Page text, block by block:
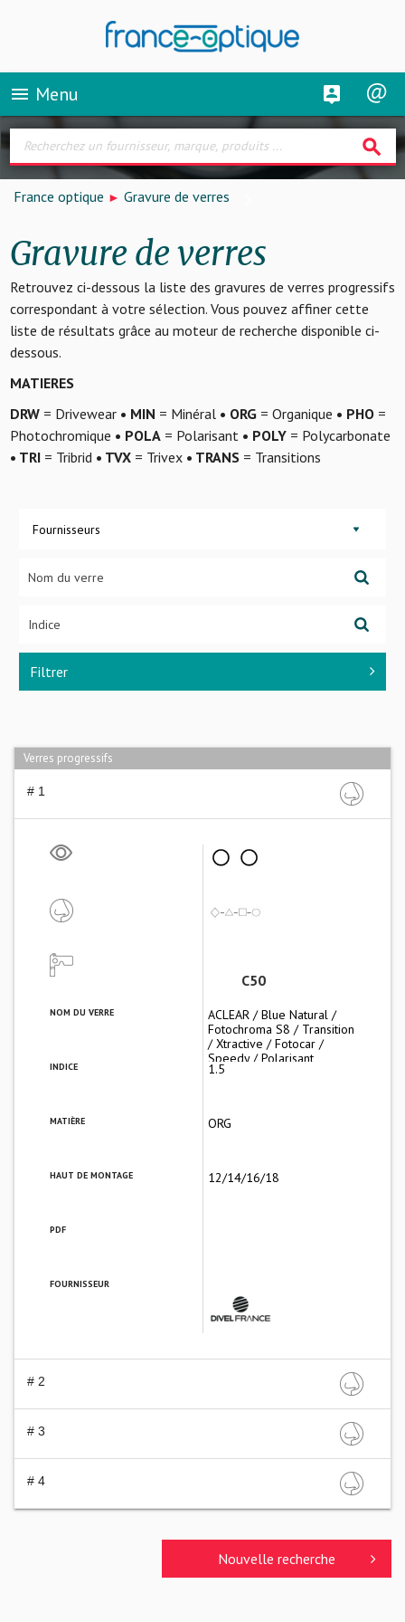
menu Menu
search
France optique Gravure de verres
Gravure de verres
Retrouvez ci-dessous la liste des gravures de verres progressifs
correspondant à votre sélection. Vous pouvez affiner cette
liste de résultats grâce au moteur de recherche disponible ci-
dessous.
MATIERES
DRW= Drivewear • MIN = Minéral • ORG= Organique • PHO=
Photochromique • POLA= Polarisant • POLY= Polycarbonate
• TRI= Tribrid • TVX= Trivex • TRANS= Transitions
Fournisseurs
Filtrer
Verres progressifs
# 1
C50
NOM DU VERRE
ACLEAR / Blue Natural /
Fotochroma S8 / Transition
/ Xtractive / Fotocar /
Speedy / Polarisant
INDICE 1.5
MATIÈRE ORG
HAUT DE MONTAGE 12/14/16/18
PDF
FOURNISSEUR
# 2
# 3
# 4
Nouvelle recherche